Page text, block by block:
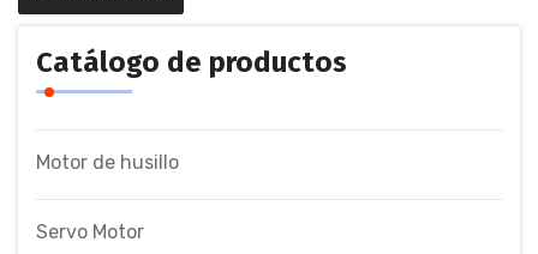
Catálogo de productos
Motor de husillo
Servo Motor